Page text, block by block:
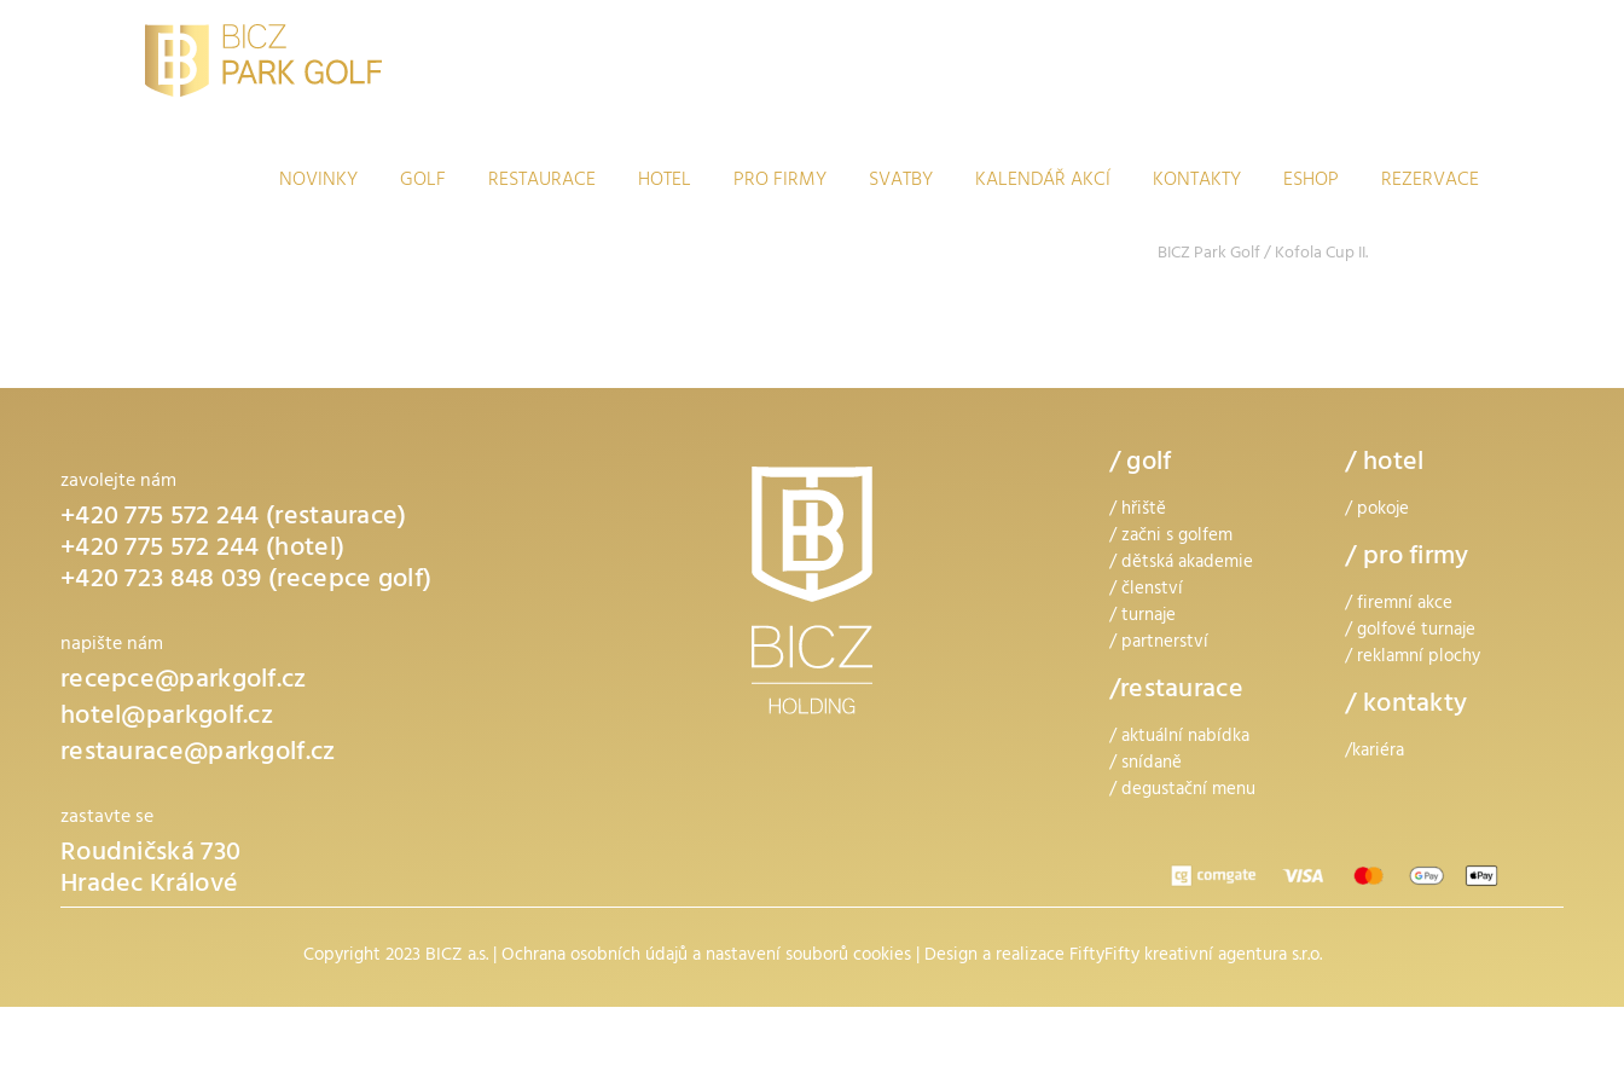
NOVINKY GOLF RESTAURACE HOTEL PRO FIRMY SVATBY KALENDÁŘ AKCÍ KONTAKTY ESHOP REZERVACE
BICZ Park Golf/Kofola Cup II.
zavolejte nám
+420 775 572 244 (restaurace)
+420 775 572 244 (hotel)
+420 723 848 039 (recepce golf)
napište nám
recepce@parkgolf.cz
hotel@parkgolf.cz
restaurace@parkgolf.cz
zastavte se
Roudničská 730
Hradec Králové
/ golf
/ hřiště
/ začni s golfem
/dětská akademie
/ členství
/ turnaje
/ partnerství
/restaurace
/ aktuální nabídka
/snídaně
/degustační menu
/ hotel
/ pokoje
/ pro firmy
/ firemní akce
/ golfové turnaje
/ reklamní plochy
/ kontakty
/kariéra
Copyright 2023 BICZ a.s. |Ochrana osobních údajůanastavení souborů cookies| Design a realizace FiftyFifty kreativní agentura s.r.o.